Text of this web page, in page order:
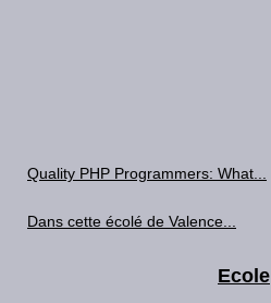
Quality PHP Programmers: What...
Dans cette écolé de Valence...
Ecole